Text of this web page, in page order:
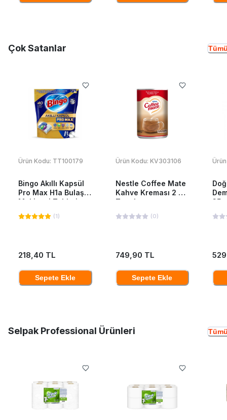
Çok Satanlar
Ürün Kodu: TT100179
Bingo Akıllı Kapsül
Pro Max H1a Bulaşık
Makinesi Tableti
40'Lı
(1)
218,40 TL
Sepete Ekle
Ürün Kodu: KV303106
Nestle Coffee Mate
Kahve Kreması 2 Kg
Teneke
(0)
749,90 TL
Sepete Ekle
Selpak Professional Ürünleri